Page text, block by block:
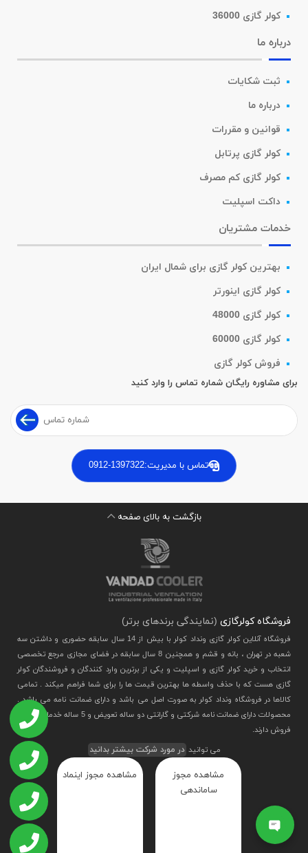
کولر گازی 36000
درباره ما
ثبت شکایات
درباره ما
قوانین و مقررات
کولر گازی پرتابل
کولر گازی کم مصرف
داکت اسپلیت
خدمات مشتریان
بهترین کولر گازی برای شمال ایران
کولر گازی اینورتر
کولر گازی 48000
کولر گازی 60000
فروش کولر گازی
برای مشاوره رایگان شماره تماس را وارد کنید
تماس با مدیریت:0912-1397322
بازگشت به بالای صفحه
فروشگاه کولرگازی(نمایندگی برندهای برتر)
فروشگاه آنلاین کولر گازی ونداد کولر با بیش از 14 سال سابقه حضوری و داشتن سه
شعبه در تهران ، بانه و قشم و همچنین 8 سال سابقه در فضای مجازی مرجع تخصصی
انتخاب و خرید کولر گازی و اسپلیت و یکی از برترین وارد کنندگان و فروشندگان کولر
گازی هست که با حذف واسطه ها بهترین قیمت ها را برای شما فراهم میکند . تمامی
کالاها در فروشگاه ونداد کولر به صورت اصل می باشد و دارای ضمانت نامه می باشد .
محصولات دارای ضمانت نامه شرکتی و گارانتی دو ساله تعویض و 5 ساله خدمات پس از
فروش دارند.
می توانید در مورد شرکت بیشتر بدانید
مشاهده مجوز
ساماندهی
مشاهده مجوز اینماد